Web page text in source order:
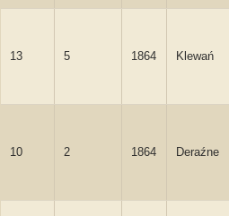
13 5 1864 Klewań
10 2 1864 Deraźne